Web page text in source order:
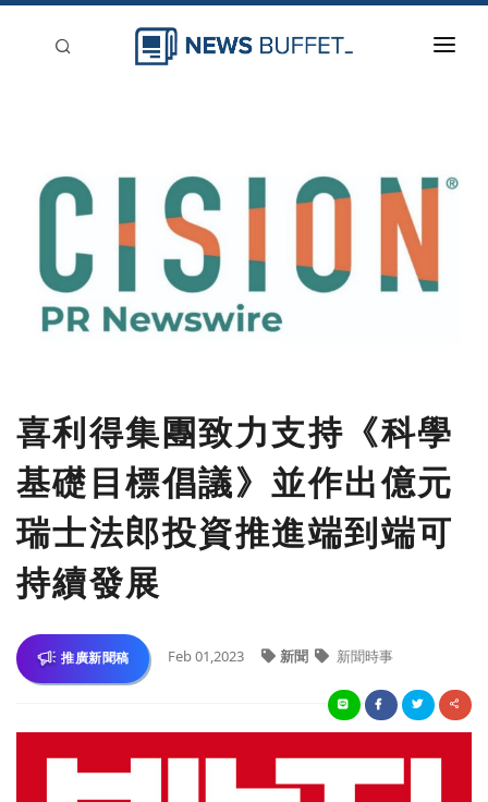
登入
喜利得集團致力支持《科學
基礎目標倡議》並作出億元
瑞士法郎投資推進端到端可
持續發展
推廣新聞稿 Feb 01,2023 新聞 新聞時事